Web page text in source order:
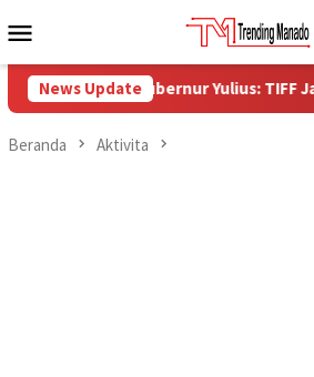
ke
Mobile
News Update
Gubernur Yulius: TIFF Jadi
Beranda Aktivita